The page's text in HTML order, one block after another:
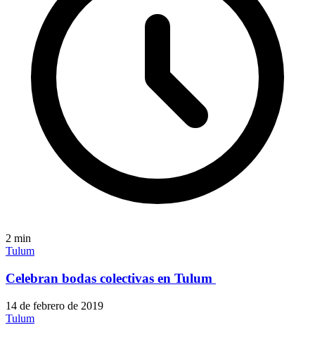
2 min
Tulum
Celebran bodas colectivas en Tulum
14 de febrero de 2019
Tulum